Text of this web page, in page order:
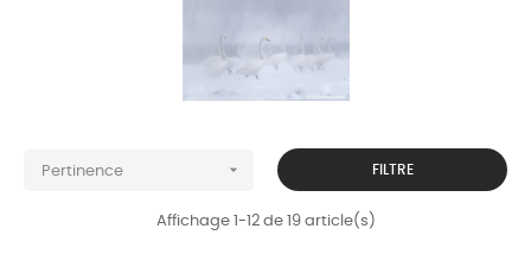
Pertinence  FILTRE
Affichage 1-12 de 19 article(s)